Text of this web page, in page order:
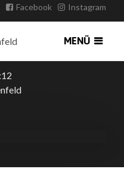
Facebook Instagram
MENÜ
wurde an die